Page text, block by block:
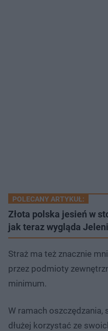
POLECANY ARTYKUŁ:
Złota polska jesień w
jak teraz wygląda
Straż ma też znacznie
przez podmioty
minimum.
W ramach
dłużej korzystać ze